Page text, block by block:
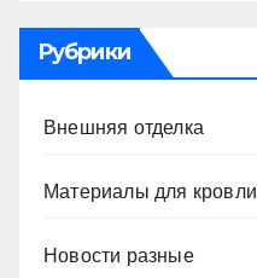
Рубрики
Внешняя отделка
Материалы для кровли
Новости разные